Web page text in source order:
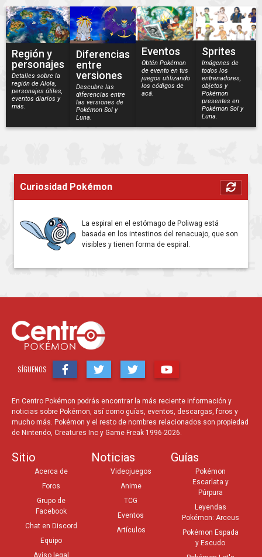
Región y
personajes
Detalles sobre la
región de Alola,
personajes útiles,
eventos diarios y
más.
Diferencias
entre
versiones
Descubre las
diferencias entre
las versiones de
Pokémon Sol y
Luna.
Eventos
Obtén Pokémon
de evento en tus
juegos utilizando
los códigos de
acá.
Sprites
Imágenes de
todos los
entrenadores,
objetos y
Pokémon
presentes en
Pokémon Sol y
Luna.
Curiosidad Pokémon
La espiral en el estómago de Poliwag está
basada en los intestinos del renacuajo, que son
visibles y tienen forma de espiral.
SÍGUENOS
En Centro Pokémon podrás encontrar la más reciente información y
noticias sobre Pokémon, así como guías, eventos, descargas, foros y
mucho más. Pokémon y el resto de nombres relacionados son propiedad
de Nintendo, Creatures Inc y Game Freak 1996-2026.
Sitio
Acerca de
Foros
Grupo de
Facebook
Chat en Discord
Equipo
Noticias
Videojuegos
Anime
TCG
Eventos
Artículos
Guías
Pokémon
Escarlata y
Púrpura
Leyendas
Pokémon: Arceus
Pokémon Espada
y Escudo